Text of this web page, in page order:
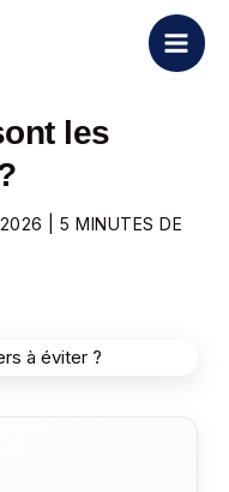
les
|5 MINUTES DE